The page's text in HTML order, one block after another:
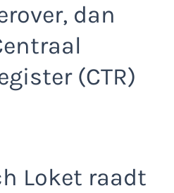
dan
(CTR)
Loket raadt